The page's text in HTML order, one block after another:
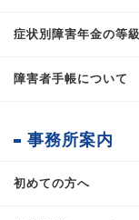
症状別障害年金の等
障害者手帳について
事務所案内
初めての方へ